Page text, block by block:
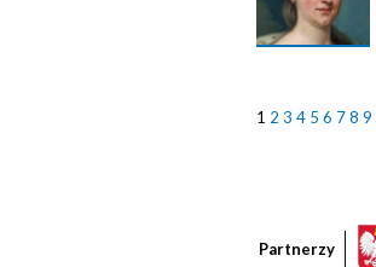
1 2 3 4 5 6 78 9
Partnerzy